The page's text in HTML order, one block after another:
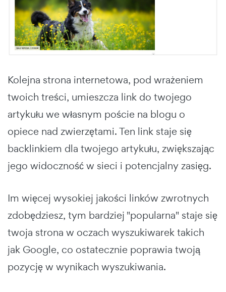
Kolejna strona internetowa, pod wrażeniem
twoich treści, umieszcza link do twojego
artykułu we własnym poście na blogu o
opiece nad zwierzętami. Ten link staje się
backlinkiem dla twojego artykułu, zwiększając
jego widoczność w sieci i potencjalny zasięg.
Im więcej wysokiej jakości linków zwrotnych
zdobędziesz, tym bardziej "popularna" staje się
twoja strona w oczach wyszukiwarek takich
jak Google, co ostatecznie poprawia twoją
pozycję w wynikach wyszukiwania.